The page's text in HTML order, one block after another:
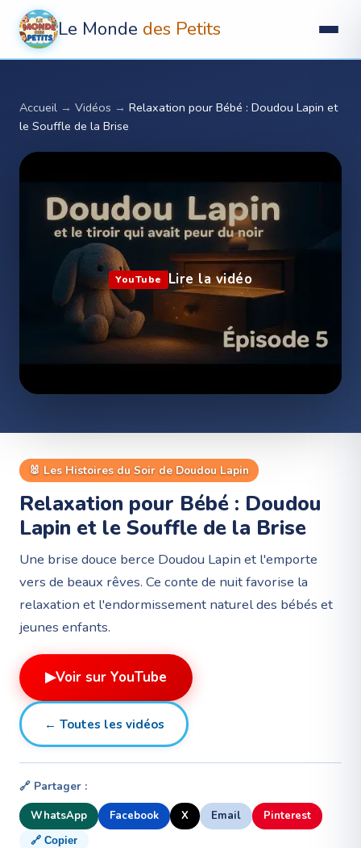
Le Monde des Petits
Accueil → Vidéos → Relaxation pour Bébé : Doudou Lapin et
le Souffle de la Brise ️
YouTube Lire la vidéo
🐰 Les Histoires du Soir de Doudou Lapin
Relaxation pour Bébé : Doudou
Lapin et le Souffle de la Brise ️
Une brise douce berce Doudou Lapin et l'emporte
vers de beaux rêves. Ce conte de nuit favorise la
relaxation et l'endormissement naturel des bébés et
jeunes enfants.
▶Voir sur YouTube
← Toutes les vidéos
🔗 Partager :
WhatsApp Facebook X Email Pinterest
🔗 Copier